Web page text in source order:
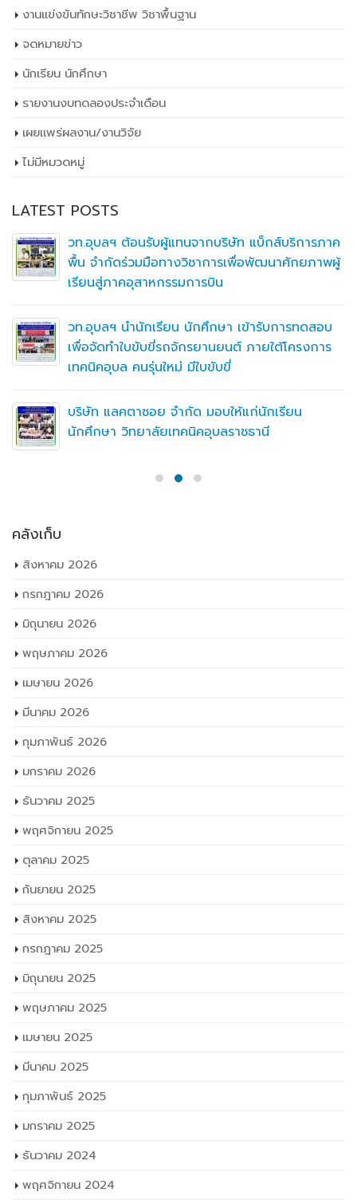
งานแข่งขันทักษะวิชาชีพ วิชาพื้นฐาน
จดหมายข่าว
นักเรียน นักศึกษา
รายงานงบทดลองประจำเดือน
เผยเเพร่ผลงาน/งานวิจัย
ไม่มีหมวดหมู่
LATEST POSTS
วท.อุบลฯ ต้อนรับผู้แทนจากบริษัท แบ็กส์บริการภาค
พื้น จำกัดร่วมมือทางวิชาการเพื่อพัฒนาศักยภาพผู้
เรียนสู่ภาคอุสาหกรรมการบิน
วท.อุบลฯ นำนักเรียน นักศึกษา เข้ารับการทดสอบ
เพื่อจัดทำใบขับขี่รถจักรยานยนต์ ภายใต้โครงการ
เทคนิคอุบล คนรุ่นใหม่ มีใบขับขี่
บริษัท แลคตาซอย จำกัด มอบให้แก่นักเรียน
นักศึกษา วิทยาลัยเทคนิคอุบลราชธานี
คลังเก็บ
สิงหาคม 2026
กรกฎาคม 2026
มิถุนายน 2026
พฤษภาคม 2026
เมษายน 2026
มีนาคม 2026
กุมภาพันธ์ 2026
มกราคม 2026
ธันวาคม 2025
พฤศจิกายน 2025
ตุลาคม 2025
กันยายน 2025
สิงหาคม 2025
กรกฎาคม 2025
มิถุนายน 2025
พฤษภาคม 2025
เมษายน 2025
มีนาคม 2025
กุมภาพันธ์ 2025
มกราคม 2025
ธันวาคม 2024
พฤศจิกายน 2024